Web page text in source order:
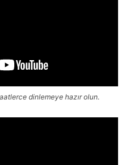
dinlemeye hazır olun.